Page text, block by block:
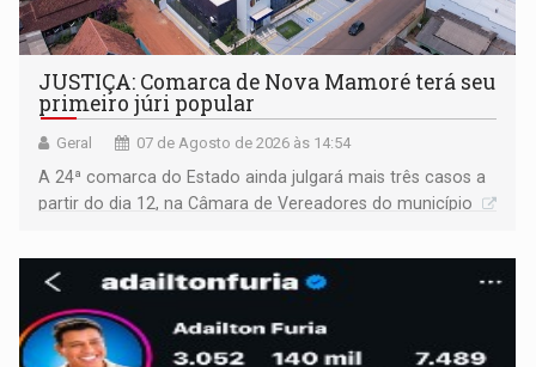
JUSTIÇA: Comarca de Nova Mamoré terá seu
primeiro júri popular
Geral 07 de Agosto de 2026 às 14:54
A 24ª comarca do Estado ainda julgará mais três casos a
partir do dia 12, na Câmara de Vereadores do município